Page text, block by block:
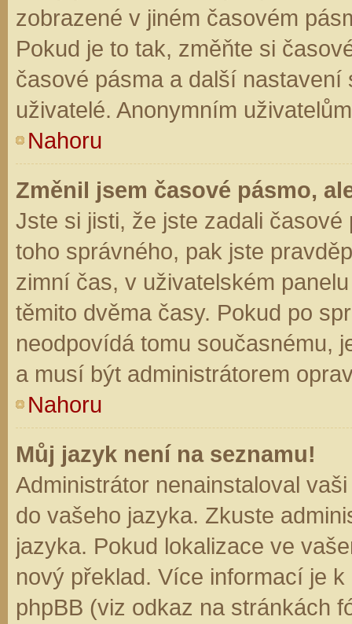
zobrazené v jiném časovém
Pokud je to tak, změňte si
časové pásma a další
uživatelé. Anonymním
Nahoru
Změnil jsem časové pásmo,
Jste si jisti, že jste zadali
toho správného, pak jste
zimní čas, v uživatelském
těmito dvěma časy. Pokud po
neodpovídá tomu současnému,
a musí být administrátorem
Nahoru
Můj jazyk není na seznamu!
Administrátor nenainstaloval
do vašeho jazyka. Zkuste
jazyka. Pokud lokalizace ve
nový překlad. Více informací je
phpBB (viz odkaz na stránkách